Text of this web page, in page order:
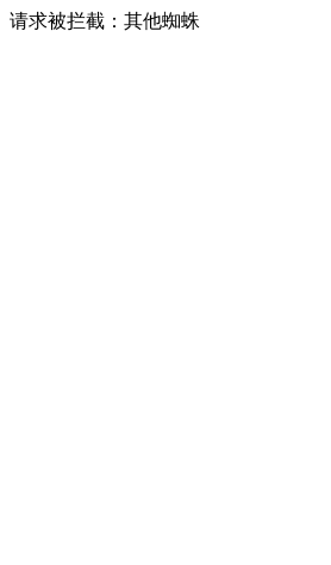
请求被拦截：其他蜘蛛